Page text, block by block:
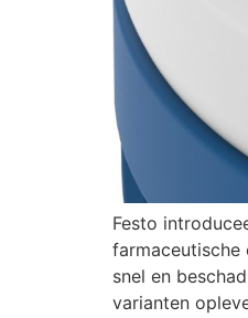
Festo
farmaceutische
snel en
varianten